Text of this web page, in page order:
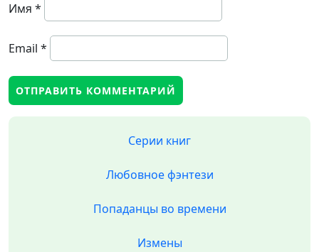
Имя *
Email *
Серии книг
Любовное фэнтези
Попаданцы во времени
Измены